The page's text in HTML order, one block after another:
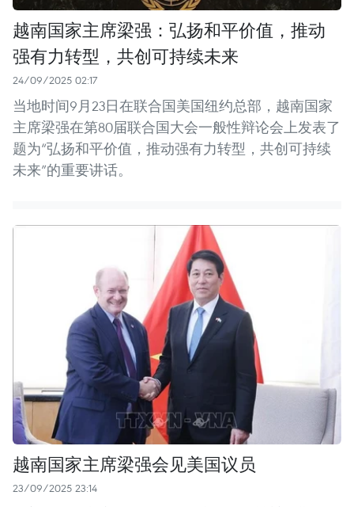
越南国家主席梁强：弘扬和平价值，推动
强有力转型，共创可持续未来
24/09/2025 02:17
当地时间9月23日在联合国美国纽约总部，越南国家
主席梁强在第80届联合国大会一般性辩论会上发表了
题为“弘扬和平价值，推动强有力转型，共创可持续
未来”的重要讲话。
越南国家主席梁强会见美国议员
23/09/2025 23:14